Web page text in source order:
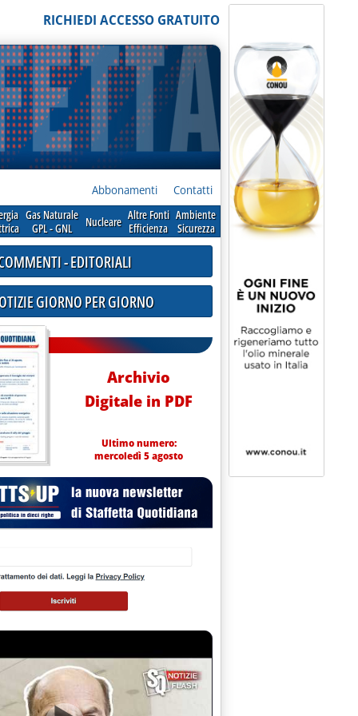
RICHIEDI ACCESSO GRATUITO
Abbonamenti Contatti
Gas Naturale
GPL - GNL
Nucleare Altre Fonti
Efficienza
Ambiente
Sicurezza
oneri A2: il governo non ha ancora pagato'
- EDITORIALI
GIORNO PER GIORNO
Archivio
Digitale in PDF
Ultimo numero:
mercoledì 5 agosto